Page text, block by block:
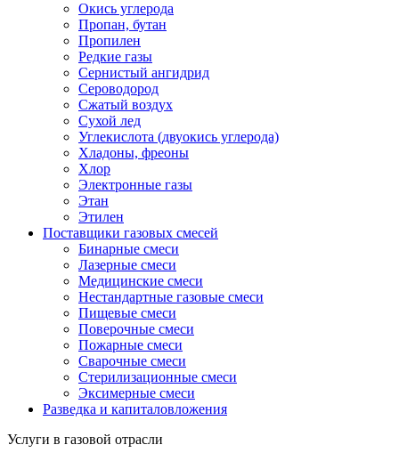
Окись углерода
Пропан, бутан
Пропилен
Редкие газы
Сернистый ангидрид
Сероводород
Сжатый воздух
Сухой лед
Углекислота (двуокись углерода)
Хладоны, фреоны
Хлор
Электронные газы
Этан
Этилен
Поставщики газовых смесей
Бинарные смеси
Лазерные смеси
Медицинские смеси
Нестандартные газовые смеси
Пищевые смеси
Поверочные смеси
Пожарные смеси
Сварочные смеси
Стерилизационные смеси
Эксимерные смеси
Разведка и капиталовложения
Услуги в газовой отрасли